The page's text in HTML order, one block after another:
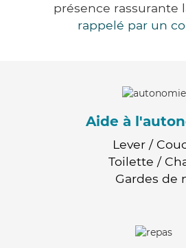
présence rassurante
rappelé par un
Aide à
Lever /
Toilette /
Gardes de